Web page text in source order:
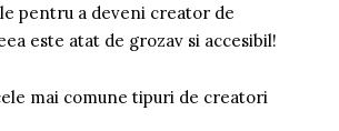
pentru a deveni creator de
este atat de grozav si accesibil!
mai comune tipuri de creatori